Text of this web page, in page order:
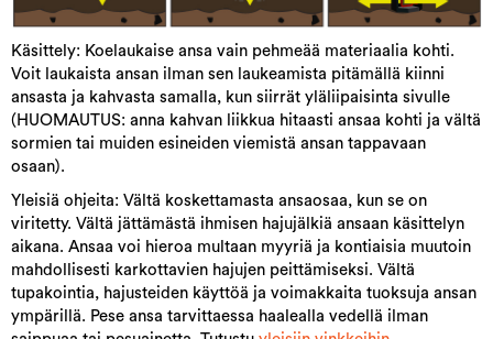
Käsittely: Koelaukaise ansa vain pehmeää materiaalia kohti.
Voit laukaista ansan ilman sen laukeamista pitämällä kiinni
ansasta ja kahvasta samalla, kun siirrät yläliipaisinta sivulle
(HUOMAUTUS: anna kahvan liikkua hitaasti ansaa kohti ja vältä
sormien tai muiden esineiden viemistä ansan tappavaan
osaan).
Yleisiä ohjeita: Vältä koskettamasta ansaosaa, kun se on
viritetty. Vältä jättämästä ihmisen hajujälkiä ansaan käsittelyn
aikana. Ansaa voi hieroa multaan myyriä ja kontiaisia muutoin
mahdollisesti karkottavien hajujen peittämiseksi. Vältä
tupakointia, hajusteiden käyttöä ja voimakkaita tuoksuja ansan
ympärillä. Pese ansa tarvittaessa haalealla vedellä ilman